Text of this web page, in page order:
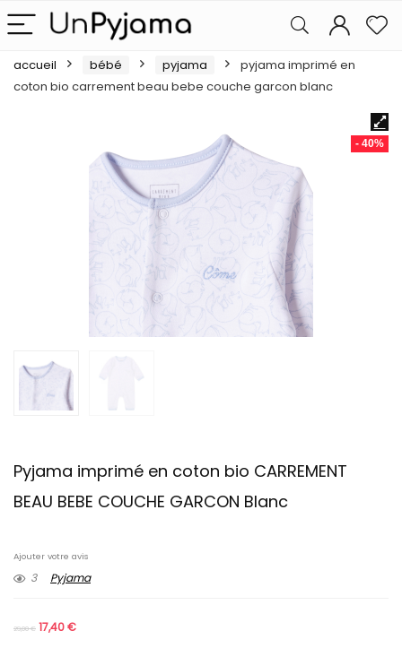
accueil bébé pyjama
pyjama imprimé en
coton bio carrement beau bebe couche garcon blanc
- 40%
Pyjama imprimé en coton bio CARREMENT
BEAU BEBE COUCHE GARCON Blanc
Ajouter votre avis
3 Pyjama
29,00€ 17,40€